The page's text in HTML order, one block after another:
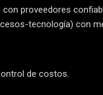
proveedores
tecnología) con
de costos.